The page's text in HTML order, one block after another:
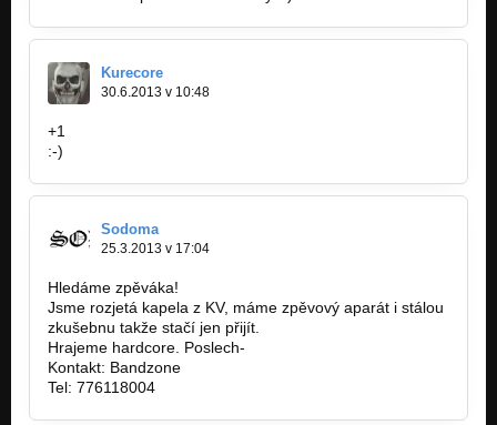
Kurecore
30.6.2013 v 10:48
+1
:-)
Sodoma
25.3.2013 v 17:04
Hledáme zpěváka!
Jsme rozjetá kapela z KV, máme zpěvový aparát i stálou
zkušebnu takže stačí jen přijít.
Hrajeme hardcore. Poslech-
Kontakt: Bandzone
Tel: 776118004